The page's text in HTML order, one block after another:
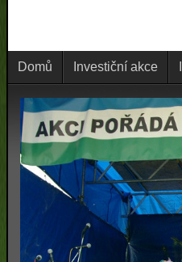
Domů Investiční akce